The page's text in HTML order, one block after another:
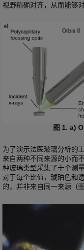
视野精确对齐，从而能够
图 1. a)
为了演示法医玻璃分析的
来自两种不同来源的小而
种玻璃类型采集了十个测
对于每个比值，琥珀色和
的，并非来自同一来源（图